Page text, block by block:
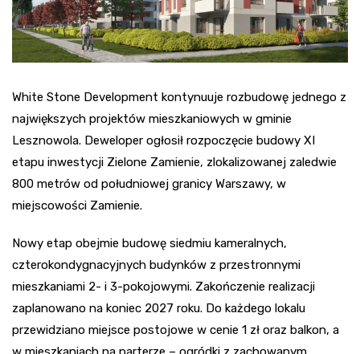
White Stone Development kontynuuje rozbudowę jednego z
największych projektów mieszkaniowych w gminie
Lesznowola. Deweloper ogłosił rozpoczęcie budowy XI
etapu inwestycji Zielone Zamienie, zlokalizowanej zaledwie
800 metrów od południowej granicy Warszawy, w
miejscowości Zamienie.
Nowy etap obejmie budowę siedmiu kameralnych,
czterokondygnacyjnych budynków z przestronnymi
mieszkaniami 2- i 3-pokojowymi. Zakończenie realizacji
zaplanowano na koniec 2027 roku. Do każdego lokalu
przewidziano miejsce postojowe w cenie 1 zł oraz balkon, a